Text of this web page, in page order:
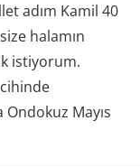
adım Kamil 40
halamın
istiyorum.
Mayıs